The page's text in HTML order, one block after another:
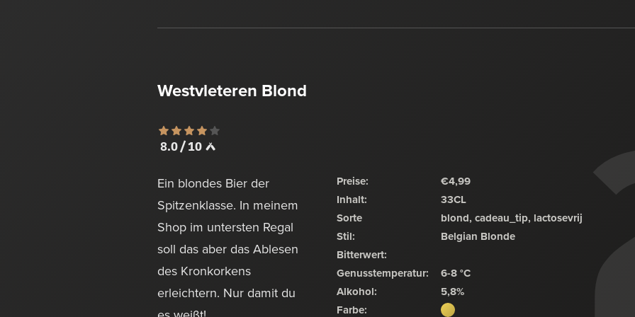
Westvleteren Blond
8.0 / 10
Ein blondes Bier der
Spitzenklasse. In meinem
Shop im untersten Regal
soll das aber das Ablesen
des Kronkorkens
erleichtern. Nur damit du
Preise:
€4,99
Inhalt:
33CL
Sorte
blond, cadeau_tip, lactosevrij
Stil:
Belgian Blonde
Bitterwert:
Genusstemperatur:
6-8 °C
Alkohol:
5,8%
Farbe: